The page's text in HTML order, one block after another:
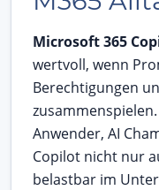
Microsoft 365
wertvoll, wenn
Berechtigungen
Anwender, AI
Copilot nicht nur
belastbar im